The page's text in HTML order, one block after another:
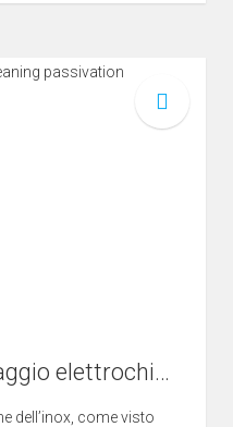
Caso Reale: Decapaggio elettrochimico e Passivazione di mensole in AISI 430
dell’inox, come visto